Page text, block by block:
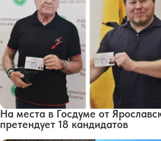
На места в Госдуме от
претендует 18 кандидатов